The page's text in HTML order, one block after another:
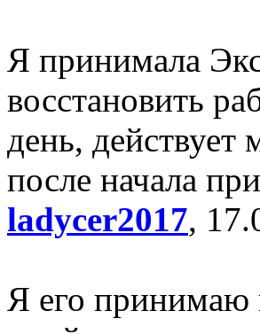
Я принимала
восстановить
день, действует
после начала
ladycer2017,
Я его принимаю